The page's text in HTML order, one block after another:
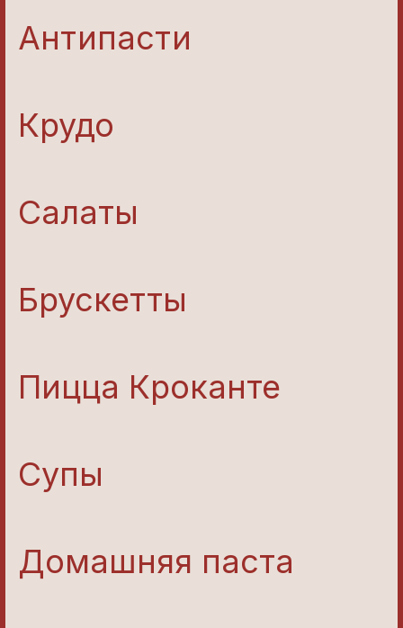
Антипасти
Крудо
Салаты
Брускетты
Пицца Кроканте
Супы
Домашняя паста